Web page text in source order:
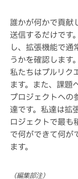
誰かが何かで貢献
送信するだけです
し、拡張機能で通
うかを確認します
私たちはプルリク
ます。また、課題
プロジェクトへの
達です。私達は拡
ロジェクトで最も
で何ができて何が
ます。
（編集部注）